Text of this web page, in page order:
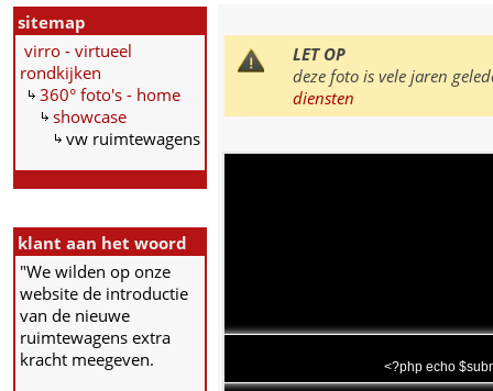
sitemap
virro - virtueel
rondkijken
360° foto's - home
showcase
vw ruimtewagens
klant aan het woord
"We wilden op onze
website de introductie
van de nieuwe
ruimtewagens extra
kracht meegeven.
LET OP
deze foto is vele jaren
diensten
<?php echo